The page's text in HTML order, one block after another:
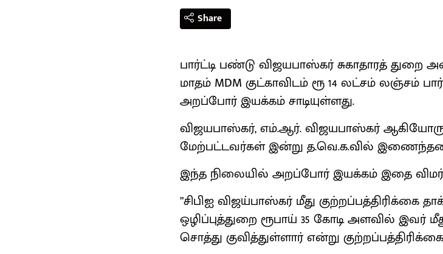
Share
பார்ட்டி பண்டு விஜயபாஸ்கர் சுகாதாரத் துறை
மாதம் MDM குட்காவிடம் ரூ 14 லட்சம் லஞ்சம்
அறப்போர் இயக்கம் சாடியுள்ளது.
விஜயபாஸ்கர், எம்.ஆர். விஜயபாஸ்கர்
மேற்பட்டவர்கள் இன்று த.வெ.க.வில்
இந்த நிலையில் அறப்போர் இயக்கம் இதை
”சிபிஐ விஜய்பாஸ்கர் மீது குற்றப்பத்திரிக்கை
ஒழிப்புத்துறை ரூபாய் 35 கோடி அளவில் இவர்
சொத்து குவித்துள்ளார் என்று